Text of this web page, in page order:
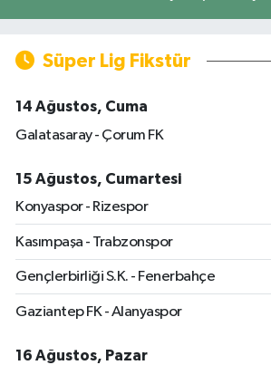
Süper Lig Fikstür
14 Ağustos, Cuma
Galatasaray - Çorum FK
15 Ağustos, Cumartesi
Konyaspor - Rizespor
Kasımpaşa - Trabzonspor
Gençlerbirliği S.K. - Fenerbahçe
Gaziantep FK - Alanyaspor
16 Ağustos, Pazar